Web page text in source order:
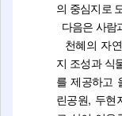
의 중심지로
다음은 사람
천혜의 자
지 조성과 식
를 제공하고
린공원, 두현